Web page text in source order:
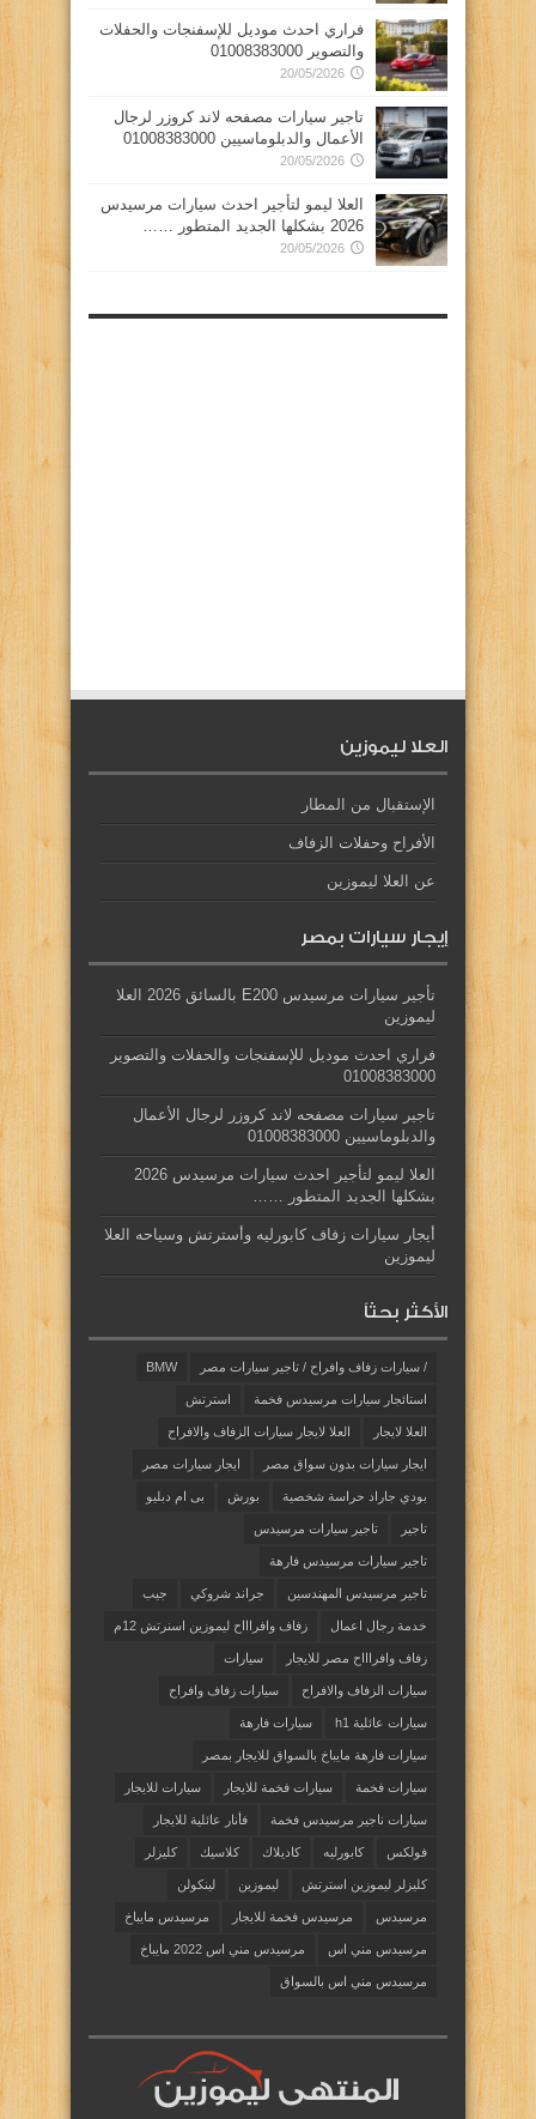
فراري احدث موديل للإسفنجات والحفلات
والتصوير 01008383000
20/05/2026
تاجير سيارات مصفحه لاند كروزر لرجال
الأعمال والدبلوماسيين 01008383000
20/05/2026
العلا ليمو لتأجير احدث سيارات مرسيدس
2026 بشكلها الجديد المتطور ……
20/05/2026
العلا ليموزين
الإستقبال من المطار
الأفراح وحفلات الزفاف
عن العلا ليموزين
إيجار سيارات بمصر
تأجير سيارات مرسيدس E200 بالسائق 2026 العلا
ليموزين
فراري احدث موديل للإسفنجات والحفلات والتصوير
01008383000
تاجير سيارات مصفحه لاند كروزر لرجال الأعمال
والدبلوماسيين 01008383000
العلا ليمو لتأجير احدث سيارات مرسيدس 2026
بشكلها الجديد المتطور ……
أيجار سيارات زفاف كابورليه وأسترتش وسياحه العلا
ليموزين
الأكثر بحثاً
/ سيارات زفاف وافراح / تاجير سيارات مصر BMW
استائجار سيارات مرسيدس فخمة استرتش
العلا لايجار العلا لايجار سيارات الزفاف والافراح
ايجار سيارات بدون سواق مصر ايجار سيارات مصر
بودي جاراد حراسة شخصية بورش بى ام دبليو
تاجير تاجير سيارات مرسيدس
تاجير سيارات مرسيدس فارهة
تاجير مرسيدس المهندسين جراند شروكي جيب
خدمة رجال اعمال زفاف وافراااح ليموزين اسنرتش 12م
زفاف وافراااح مصر للايجار سيارات
سيارات الزفاف والافراح سيارات زفاف وافراح
سيارات عائلية h1 سيارات فارهة
سيارات فارهة مايباخ بالسواق للايجار بمصر
سيارات فخمة سيارات فخمة للايجار سيارات للايجار
سيارات ناجير مرسيدس فخمة فأنار عائلية للايجار
فولكس كابورليه كاديلاك كلاسيك كليزلر
كليزلر ليموزين استرتش ليموزين لينكولن
مرسيدس مرسيدس فخمة للايجار مرسيدس مايباخ
مرسيدس مني اس مرسيدس مني اس 2022 مايباخ
مرسيدس مني اس بالسواق